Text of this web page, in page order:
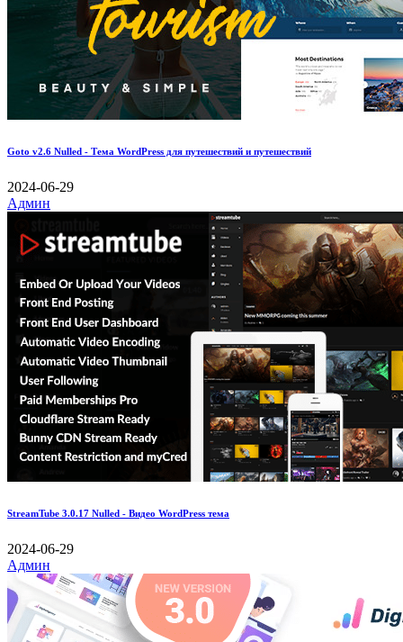
Goto v2.6 Nulled - Тема WordPress для путешествий и путешествий
2024-06-29
Админ
StreamTube 3.0.17 Nulled - Видео WordPress тема
2024-06-29
Админ